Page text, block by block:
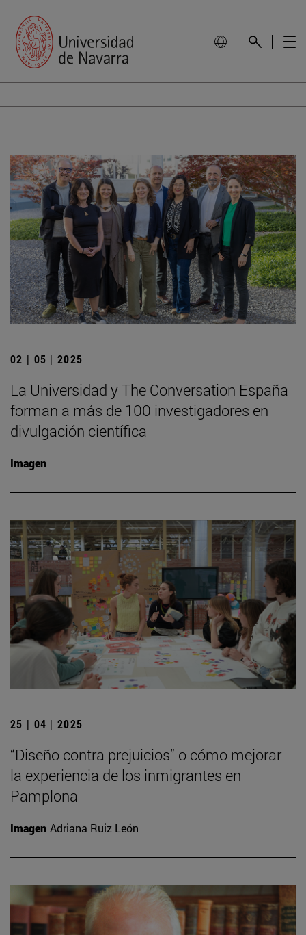
02 | 05 | 2025
La Universidad y The Conversation España
forman a más de 100 investigadores en
divulgación científica
Imagen
25 | 04 | 2025
“Diseño contra prejuicios” o cómo mejorar
la experiencia de los inmigrantes en
Pamplona
Imagen Adriana Ruiz León